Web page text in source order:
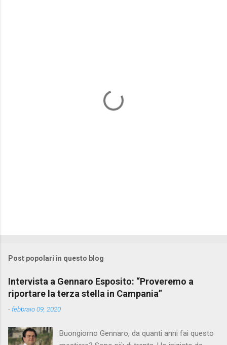
Post popolari in questo blog
Intervista a Gennaro Esposito: “Proveremo a
riportare la terza stella in Campania”
- febbraio 09, 2020
Buongiorno Gennaro, da quanti anni fai questo